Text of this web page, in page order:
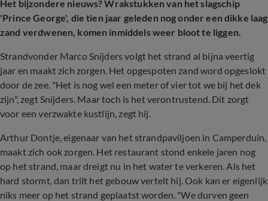
Het bijzondere nieuws? Wrakstukken van het slagschip
'Prince George', die tien jaar geleden nog onder een dikke laag
zand verdwenen, komen inmiddels weer bloot te liggen.
Strandvonder Marco Snijders volgt het strand al bijna veertig
jaar en maakt zich zorgen. Het opgespoten zand word opgeslokt
door de zee. "Het is nog wel een meter of vier tot we bij het dek
zijn", zegt Snijders. Maar toch is het verontrustend. Dit zorgt
voor een verzwakte kustlijn, zegt hij.
Arthur Dontje, eigenaar van het strandpaviljoen in Camperduin,
maakt zich ook zorgen. Het restaurant stond enkele jaren nog
op het strand, maar dreigt nu in het water te verkeren. Als het
hard stormt, dan trilt het gebouw vertelt hij. Ook kan er eigenlijk
niks meer op het strand geplaatst worden. "We durven geen